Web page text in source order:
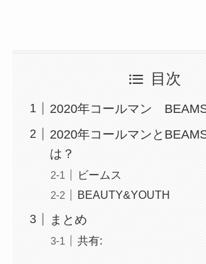
目次
2020年コールマン
2020年コールマンと
は？
ビームス
BEAUTY&YOUTH
まとめ
共有: